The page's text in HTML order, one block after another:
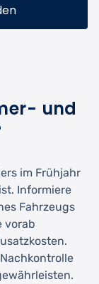
und
im Frühjahr
Informiere
Fahrzeugs
vorab